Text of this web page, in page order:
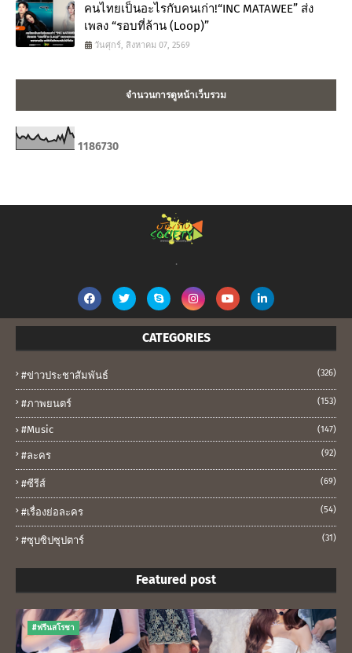
คนไทยเป็นอะไรกับคนเก่า!“INC MATAWEE” ส่ง
เพลง “รอบที่ล้าน (Loop)”
วันศุกร์, สิงหาคม 07, 2569
จำนวนการดูหน้าเว็บรวม
1186730
.
CATEGORIES
#ข่าวประชาสัมพันธ์ (326)
#ภาพยนตร์ (153)
#music (147)
#ละคร (92)
#ซีรีส์ (69)
#เรื่องย่อละคร (54)
#ซุบซิปซุปตาร์ (31)
Featured post
#ฟรีนสโรชา